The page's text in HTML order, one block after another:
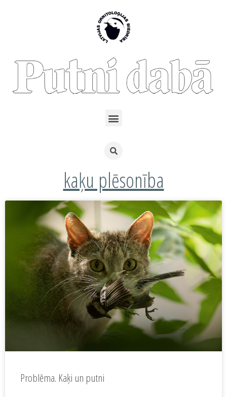
kaķu plēsonība
Problēma. Kaķi un putni